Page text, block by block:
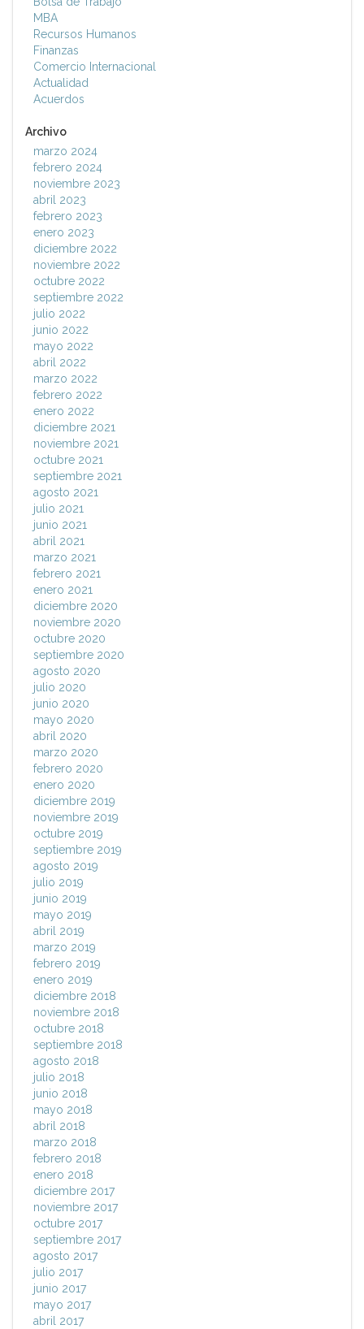
MBA
Recursos Humanos
Finanzas
Comercio Internacional
Actualidad
Acuerdos
Archivo
marzo 2024
febrero 2024
noviembre 2023
abril 2023
febrero 2023
enero 2023
diciembre 2022
noviembre 2022
octubre 2022
septiembre 2022
julio 2022
junio 2022
mayo 2022
abril 2022
marzo 2022
febrero 2022
enero 2022
diciembre 2021
noviembre 2021
octubre 2021
septiembre 2021
agosto 2021
julio 2021
junio 2021
abril 2021
marzo 2021
febrero 2021
enero 2021
diciembre 2020
noviembre 2020
octubre 2020
septiembre 2020
agosto 2020
julio 2020
junio 2020
mayo 2020
abril 2020
marzo 2020
febrero 2020
enero 2020
diciembre 2019
noviembre 2019
octubre 2019
septiembre 2019
agosto 2019
julio 2019
junio 2019
mayo 2019
abril 2019
marzo 2019
febrero 2019
enero 2019
diciembre 2018
noviembre 2018
octubre 2018
septiembre 2018
agosto 2018
julio 2018
junio 2018
mayo 2018
abril 2018
marzo 2018
febrero 2018
enero 2018
diciembre 2017
noviembre 2017
octubre 2017
septiembre 2017
agosto 2017
julio 2017
junio 2017
mayo 2017
abril 2017